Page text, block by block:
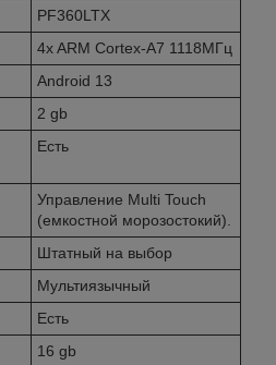
PF360LTX
4x ARM Cortex-A7 1118МГц
Android 13
2 gb
Есть
Управление Multi Touch
(емкостной морозостокий).
Штатный на выбор
Мультиязычный
Есть
16 gb